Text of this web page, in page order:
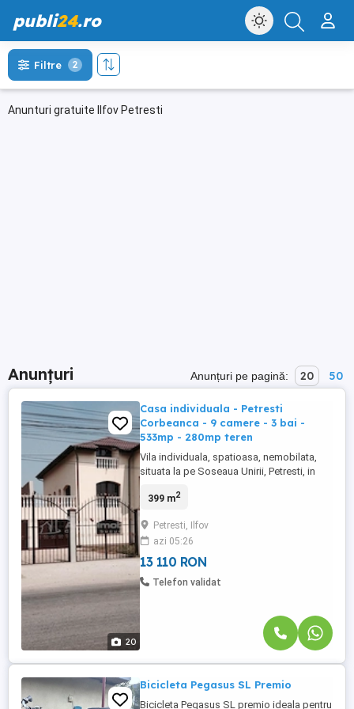
publi24.ro
Anunturi gratuite Ilfov Petresti
Filtre 2
Anunțuri Anunțuri pe pagină: 20 50
20
Casa individuala - Petresti
Corbeanca - 9 camere - 3 bai -
533mp - 280mp teren
Vila individuala, spatioasa, nemobilata,
situata la pe Soseaua Unirii, Petresti, in
Petresti Pretul este negociabil! Vila se
gradinita, afterschool, dar si rezidential!
Disponibile 2 vile la 2500 euro luna vila! -
este alcatuita ...
399 m2
Petresti, Ilfov
azi 05:26
13 110 RON
Telefon validat
Bicicleta Pegasus SL Premio
Bicicleta Pegasus SL premio ideala pentru